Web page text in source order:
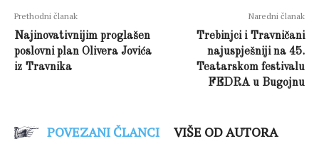
Prethodni članak
Najinovativnijim proglašen
poslovni plan Olivera Jovića
iz Travnika
Naredni članak
Trebinjci i Travničani
najuspješniji na 45.
Teatarskom festivalu
FEDRA u Bugojnu
POVEZANI ČLANCI VIŠE OD AUTORA